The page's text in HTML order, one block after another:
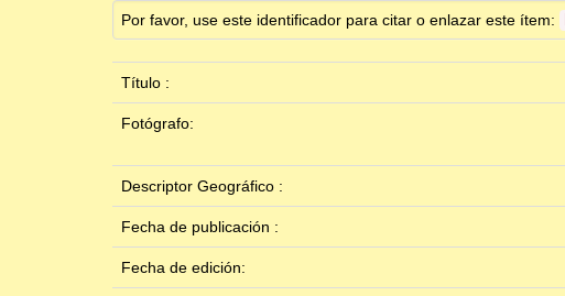
Por favor, use este identificador para citar o enlazar este ítem:
Título :
Fotógrafo:
Descriptor Geográfico :
Fecha de publicación :
Fecha de edición: